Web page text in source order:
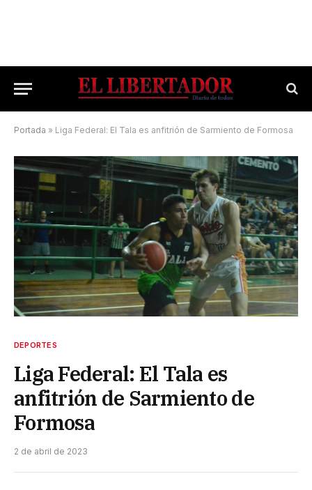
Portada » Liga Federal: El Tala es anfitrión de Sarmiento de Formosa
DEPORTES
Liga Federal: El Tala es
anfitrión de Sarmiento de
Formosa
2 de abril de 2023